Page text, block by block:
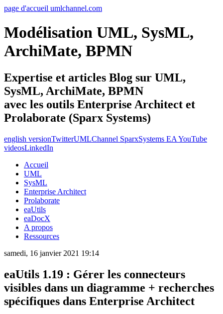
page d'accueil umlchannel.com
Modélisation UML, SysML,
ArchiMate, BPMN
Expertise et articles Blog sur UML,
SysML, ArchiMate, BPMN
avec les outils Enterprise Architect et
Prolaborate (Sparx Systems)
english versionTwitterUMLChannel SparxSystems EA YouTube
videosLinkedIn
Accueil
UML
SysML
Enterprise Architect
Prolaborate
eaUtils
eaDocX
A propos
Ressources
samedi, 16 janvier 2021 19:14
eaUtils 1.19 : Gérer les connecteurs
visibles dans un diagramme + recherches
spécifiques dans Enterprise Architect